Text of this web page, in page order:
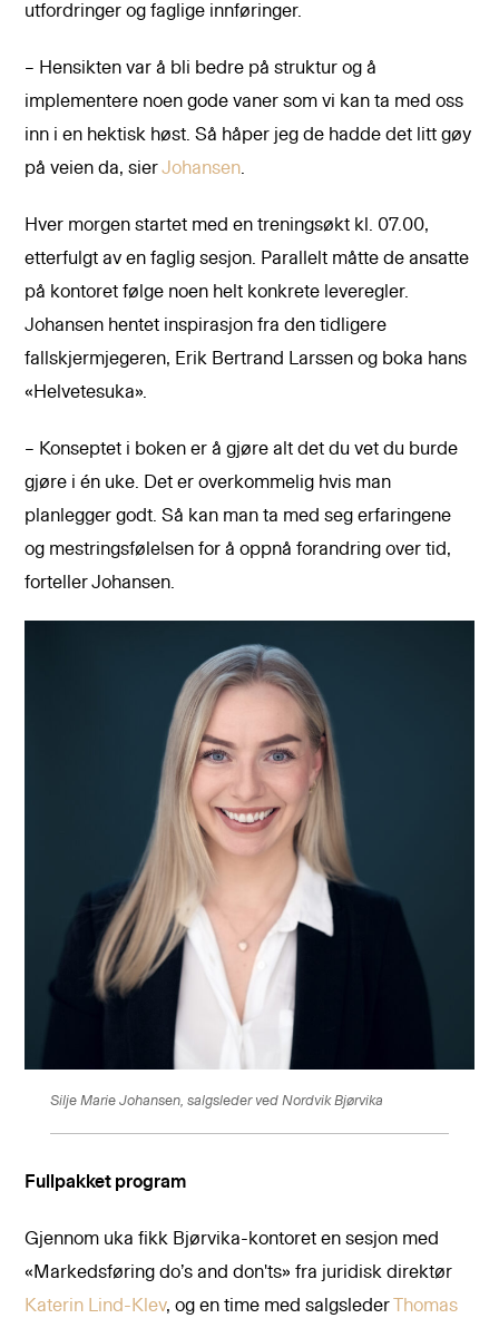
utfordringer og faglige innføringer.
– Hensikten var å bli bedre på struktur og å
implementere noen gode vaner som vi kan ta med oss
inn i en hektisk høst. Så håper jeg de hadde det litt gøy
på veien da, sierJohansen
Hver morgen startet med en treningsøkt kl. 07.00,
etterfulgt av en faglig sesjon. Parallelt måtte de ansatte
på kontoret følge noen helt konkrete leveregler.
Johansen hentet inspirasjon fra den tidligere
fallskjermjegeren, Erik Bertrand Larssen og boka hans
«Helvetesuka».
– Konseptet i boken er å gjøre alt det du vet du burde
gjøre i én uke. Det er overkommelig hvis man
planlegger godt. Så kan man ta med seg erfaringene
og mestringsfølelsen for å oppnå forandring over tid,
forteller Johansen.
Silje Marie Johansen, salgsleder ved Nordvik Bjørvika
Fullpakket program
Gjennom uka fikk Bjørvika-kontoret en sesjon med
«Markedsføring do’s and don'ts» fra juridisk direktør
Katerin Lind-Klev, og en time med salgsleder Thomas